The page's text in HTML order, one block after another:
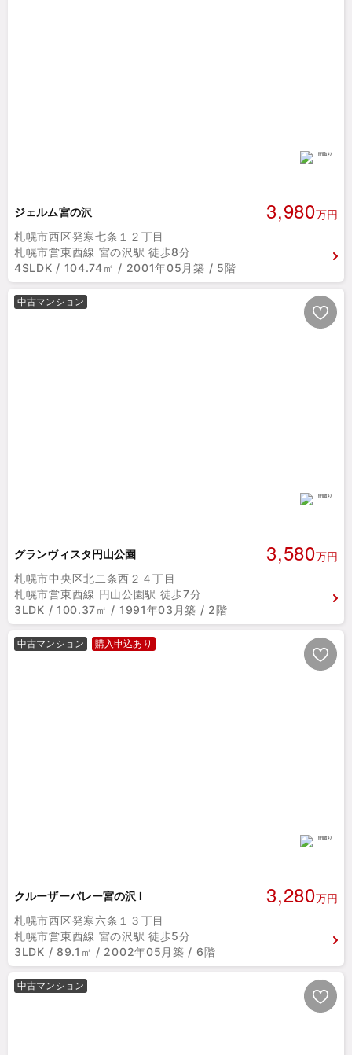
ジェルム宮の沢 3,980万円
札幌市西区発寒七条１２丁目
札幌市営東西線 宮の沢駅 徒歩8分
4SLDK / 104.74㎡ / 2001年05月築 / 5階
中古マンション
グランヴィスタ円山公園 3,580万円
札幌市中央区北二条西２４丁目
札幌市営東西線 円山公園駅 徒歩7分
3LDK / 100.37㎡ / 1991年03月築 / 2階
中古マンション 購入申込あり
クルーザーバレー宮の沢 Ⅰ 3,280万円
札幌市西区発寒六条１３丁目
札幌市営東西線 宮の沢駅 徒歩5分
3LDK / 89.1㎡ / 2002年05月築 / 6階
中古マンション